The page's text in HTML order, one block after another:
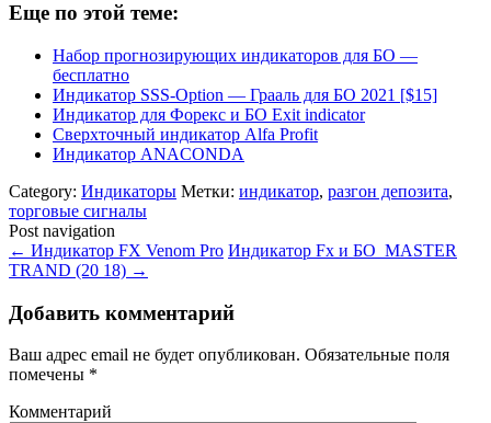
Еще по этой теме:
Набор прогнозирующих индикаторов для БО —
бесплатно
Индикатор SSS-Option — Грааль для БО 2021 [$15]
Индикатор для Форекс и БО Exit indicator
Сверхточный индикатор Alfa Profit
Индикатор ANACONDA
Category: Индикаторы Метки: индикатор, разгон депозита,
торговые сигналы
Post navigation
← Индикатор FX Venom Pro Индикатор Fx и БО MASTER
TRAND (20 18) →
Добавить комментарий
Ваш адрес email не будет опубликован. Обязательные поля
помечены *
Комментарий